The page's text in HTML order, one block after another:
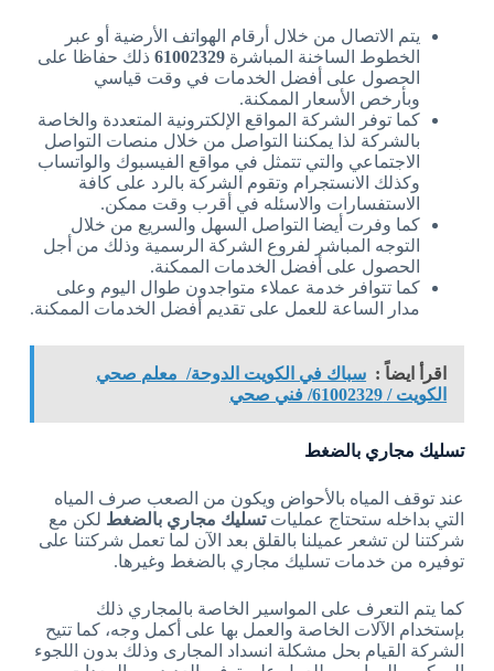
يتم الاتصال من خلال أرقام الهواتف الأرضية أو عبر
الخطوط الساخنة المباشرة 61002329ذلك حفاظا على
الحصول على أفضل الخدمات في وقت قياسي
وبأرخص الأسعار الممكنة.
كما توفر الشركة المواقع الإلكترونية المتعددة والخاصة
بالشركة لذا يمكننا التواصل من خلال منصات التواصل
الاجتماعي والتي تتمثل في مواقع الفيسبوك والواتساب
وكذلك الانستجرام وتقوم الشركة بالرد على كافة
الاستفسارات والاسئله في أقرب وقت ممكن.
كما وفرت أيضا التواصل السهل والسريع من خلال
التوجه المباشر لفروع الشركة الرسمية وذلك من أجل
الحصول على أفضل الخدمات الممكنة.
كما تتوافر خدمة عملاء متواجدون طوال اليوم وعلى
مدار الساعة للعمل على تقديم أفضل الخدمات الممكنة.
اقرأ ايضاً : سباك في الكويت الدوحة/ معلم صحي
الكويت / 61002329/ فني صحي
تسليك مجاري بالضغط
عند توقف المياه بالأحواض ويكون من الصعب صرف المياه
التي بداخله ستحتاج عملياتتسليك مجاري بالضغط لكن مع
شركتنا لن تشعر عميلنا بالقلق بعد الآن لما تعمل شركتنا على
توفيره من خدمات تسليك مجاري بالضغط وغيرها.
كما يتم التعرف على المواسير الخاصة بالمجاري ذلك
بإستخدام الآلات الخاصة والعمل بها على أكمل وجه، كما تتيح
الشركة القيام بحل مشكلة انسداد المجارى وذلك بدون اللجوء